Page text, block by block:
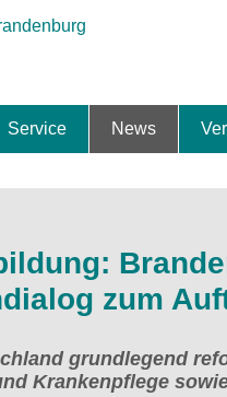
Service News
zum
grundlegend
Krankenpflege